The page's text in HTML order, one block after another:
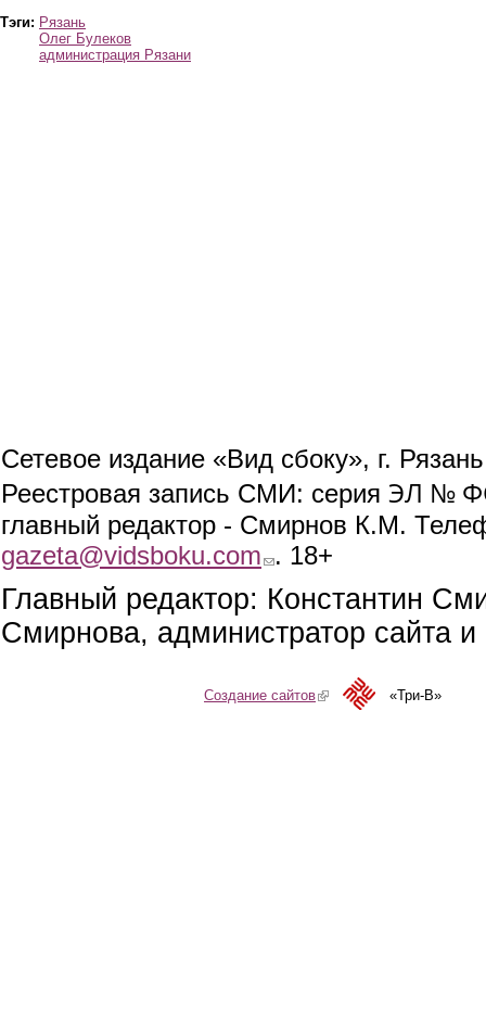
Тэги: Рязань
Олег Булеков
администрация Рязани
Сетевое издание «Вид сбоку», г.
Реестровая запись СМИ: серия ЭЛ №
главный редактор - Смирнов К.М.
gazeta@vidsboku.com (link sends e-mail)
. 18+
Главный редактор: Константин
Смирнова, администратор сайта
Создание сайтов(link is external)«Три-В»